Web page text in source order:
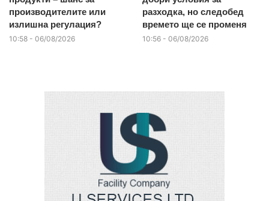
производителите или
излишна регулация?
10:58 - 06/08/2026
разходка, но следобед
времето ще се променя
10:56 - 06/08/2026